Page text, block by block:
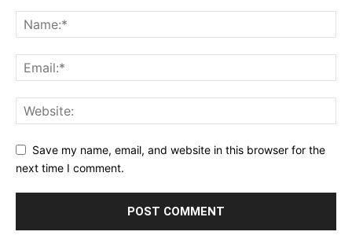
Save my name, email, and website in this browser for the
next time I comment.